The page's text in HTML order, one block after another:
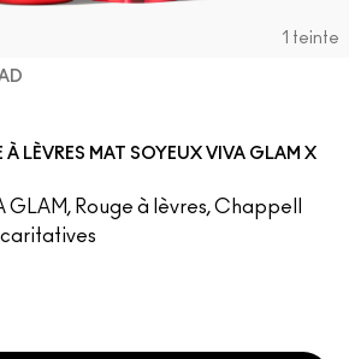
1 teinte
À LÈVRES MAT SOYEUX VIVA GLAM X
GLAM, Rouge à lèvres, Chappell
caritatives